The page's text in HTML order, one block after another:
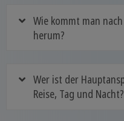
Wie kommt man
herum?
Wer ist der
Reise, Tag und Nacht?